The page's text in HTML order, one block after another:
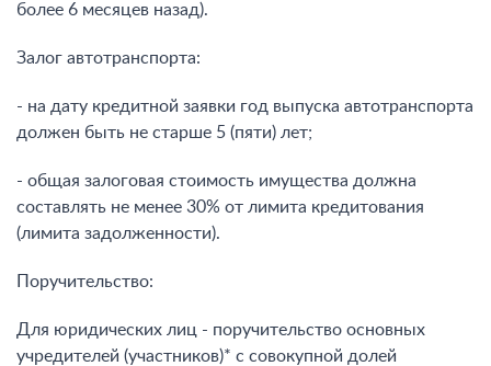
более 6 месяцев назад).
Залог автотранспорта:
- на дату кредитной заявки год выпуска автотранспорта
должен быть не старше 5 (пяти) лет;
- общая залоговая стоимость имущества должна
составлять не менее 30% от лимита кредитования
(лимита задолженности).
Поручительство:
Для юридических лиц - поручительство основных
учредителей (участников)* с совокупной долей